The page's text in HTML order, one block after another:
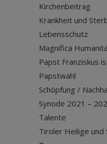
Kirchenbeitrag
Krankheit und
Lebensschutz
Magnifica
Papst Franziskus
Papstwahl
Schöpfung /
Synode 2021 –
Talente
Tiroler Heilige und